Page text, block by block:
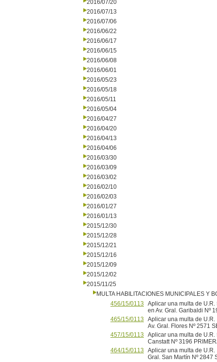
2016/07/20
2016/07/13
2016/07/06
2016/06/22
2016/06/17
2016/06/15
2016/06/08
2016/06/01
2016/05/23
2016/05/18
2016/05/11
2016/05/04
2016/04/27
2016/04/20
2016/04/13
2016/04/06
2016/03/30
2016/03/09
2016/03/02
2016/02/10
2016/02/03
2016/01/27
2016/01/13
2015/12/30
2015/12/28
2015/12/21
2015/12/16
2015/12/09
2015/12/02
2015/11/25
MULTA HABILITACIONES MUNICIPALES Y
456/15/0113
Aplicar una multa de U.R.
en Av. Gral. Garibaldi Nº
465/15/0113
Aplicar una multa de U.R.
Av. Gral. Flores Nº 2571
457/15/0113
Aplicar una multa de U.R.
Canstatt Nº 3196
464/15/0113
Aplicar una multa de U.R.
Gral. San Martín Nº 2847